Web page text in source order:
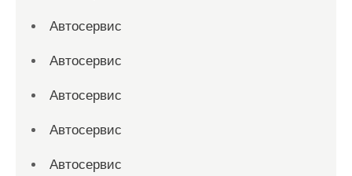
Автосервис
Автосервис
Автосервис
Автосервис
Автосервис